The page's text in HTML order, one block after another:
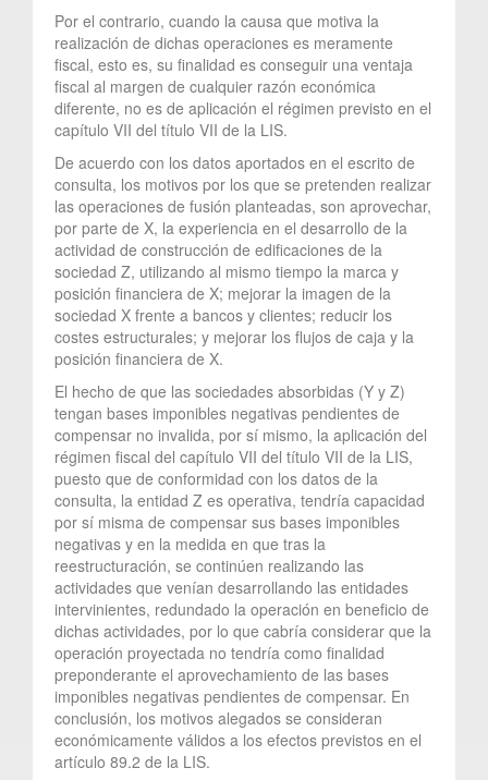
Por el contrario, cuando la causa que motiva la
realización de dichas operaciones es meramente
fiscal, esto es, su finalidad es conseguir una ventaja
fiscal al margen de cualquier razón económica
diferente, no es de aplicación el régimen previsto en el
capítulo VII del título VII de la LIS.
De acuerdo con los datos aportados en el escrito de
consulta, los motivos por los que se pretenden realizar
las operaciones de fusión planteadas, son aprovechar,
por parte de X, la experiencia en el desarrollo de la
actividad de construcción de edificaciones de la
sociedad Z, utilizando al mismo tiempo la marca y
posición financiera de X; mejorar la imagen de la
sociedad X frente a bancos y clientes; reducir los
costes estructurales; y mejorar los flujos de caja y la
posición financiera de X.
El hecho de que las sociedades absorbidas (Y y Z)
tengan bases imponibles negativas pendientes de
compensar no invalida, por sí mismo, la aplicación del
régimen fiscal del capítulo VII del título VII de la LIS,
puesto que de conformidad con los datos de la
consulta, la entidad Z es operativa, tendría capacidad
por sí misma de compensar sus bases imponibles
negativas y en la medida en que tras la
reestructuración, se continúen realizando las
actividades que venían desarrollando las entidades
intervinientes, redundado la operación en beneficio de
dichas actividades, por lo que cabría considerar que la
operación proyectada no tendría como finalidad
preponderante el aprovechamiento de las bases
imponibles negativas pendientes de compensar. En
conclusión, los motivos alegados se consideran
económicamente válidos a los efectos previstos en el
artículo 89.2 de la LIS.